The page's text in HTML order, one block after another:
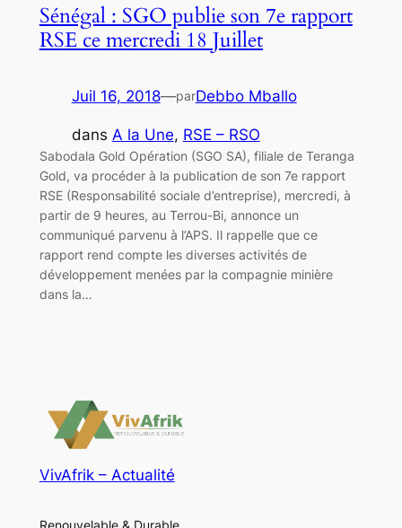
Sénégal : SGO publie son 7e rapport
RSE ce mercredi 18 Juillet
Juil 16, 2018—parDebbo Mballo
dans A la Une, RSE – RSO
Sabodala Gold Opération (SGO SA), filiale de Teranga
Gold, va procéder à la publication de son 7e rapport
RSE (Responsabilité sociale d’entreprise), mercredi, à
partir de 9 heures, au Terrou-Bi, annonce un
communiqué parvenu à l’APS. Il rappelle que ce
rapport rend compte les diverses activités de
développement menées par la compagnie minière
dans la…
VivAfrik – Actualité
Renouvelable & Durable